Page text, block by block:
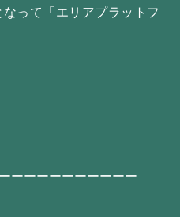
って「エリアプラットフ
ーーーーーーーーーー